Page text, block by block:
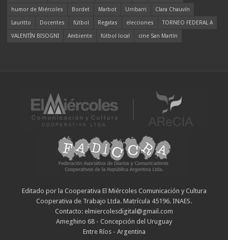
humor de Miércoles
Bordet Marbot Urribarri
Clara Chauvín
Lauritto
Docentes fútbol Regatas elecciones
TORNEO FEDERAL A
VALENTÍN BISOGNI
Ambiente fútbol local cine San Martín
Editado por la Cooperativa El Miércoles Comunicación y Cultura
Cooperativa de Trabajo Ltda. Matrícula 45196. INAES.
Contacto: elmiercolesdigital@gmail.com
Ameghino 68 - Concepción del Uruguay
Entre Ríos - Argentina